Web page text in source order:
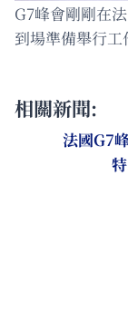
G7峰會剛剛在
到場準備舉行
相關新聞:
法國G7